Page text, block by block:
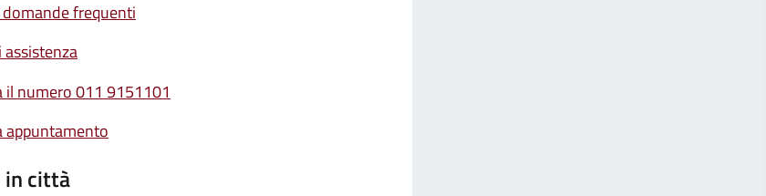
domande frequenti
assistenza
il numero 011 9151101
appuntamento
in città